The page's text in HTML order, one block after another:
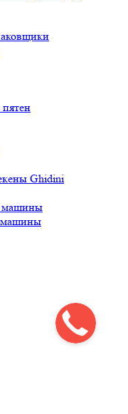
Ghidini
машины
машины